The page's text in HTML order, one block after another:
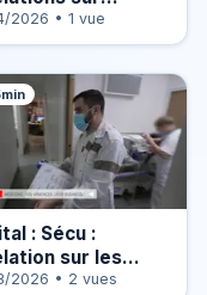
qui fracasse
2026 • 1 vue
: Sécu :
sur les
profiteurs
2026 • 2 vues